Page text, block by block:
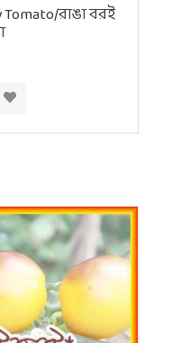
Tomato/রাঙা বরই